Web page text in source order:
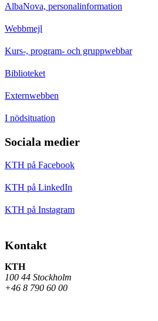
AlbaNova, personalinformation
Webbmejl
Kurs-, program- och gruppwebbar
Biblioteket
Externwebben
I nödsituation
Sociala medier
KTH på Facebook
KTH på LinkedIn
KTH på Instagram
Kontakt
KTH
100 44 Stockholm
+46 8 790 60 00